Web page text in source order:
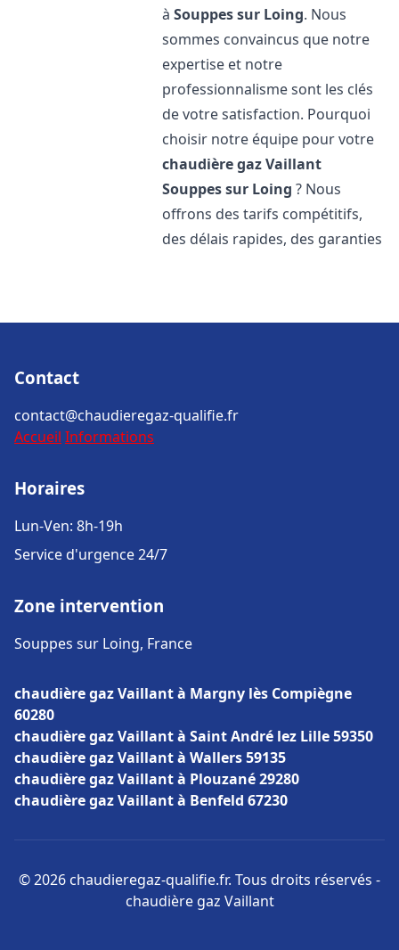
àSouppes sur Loing. Nous
sommes convaincus que notre
expertise et notre
professionnalisme sont les clés
de votre satisfaction. Pourquoi
choisir notre équipe pour votre
chaudière gaz Vaillant
Souppes sur Loing ? Nous
offrons des tarifs compétitifs,
des délais rapides, des garanties
Contact
contact@chaudieregaz-qualifie.fr
Accueil Informations
Horaires
Lun-Ven: 8h-19h
Service d'urgence 24/7
Zone intervention
Souppes sur Loing, France
chaudière gaz Vaillant à Margny lès Compiègne
60280
chaudière gaz Vaillant à Saint André lez Lille 59350
chaudière gaz Vaillant à Wallers 59135
chaudière gaz Vaillant à Plouzané 29280
chaudière gaz Vaillant à Benfeld 67230
© 2026 chaudieregaz-qualifie.fr. Tous droits réservés -
chaudière gaz Vaillant